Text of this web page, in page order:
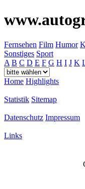
Fernsehen Film Humor
Sonstiges Sport
A B C D E F G H I J K
Home Highlights
Statistik Sitemap
Datenschutz Impressum
Links